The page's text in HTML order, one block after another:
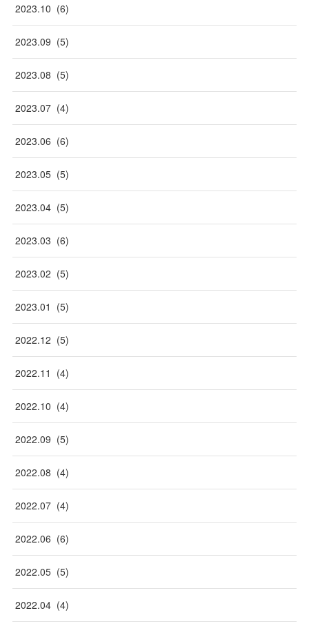
2023.10 (6)
2023.09 (5)
2023.08 (5)
2023.07 (4)
2023.06 (6)
2023.05 (5)
2023.04 (5)
2023.03 (6)
2023.02 (5)
2023.01 (5)
2022.12 (5)
2022.11 (4)
2022.10 (4)
2022.09 (5)
2022.08 (4)
2022.07 (4)
2022.06 (6)
2022.05 (5)
2022.04 (4)